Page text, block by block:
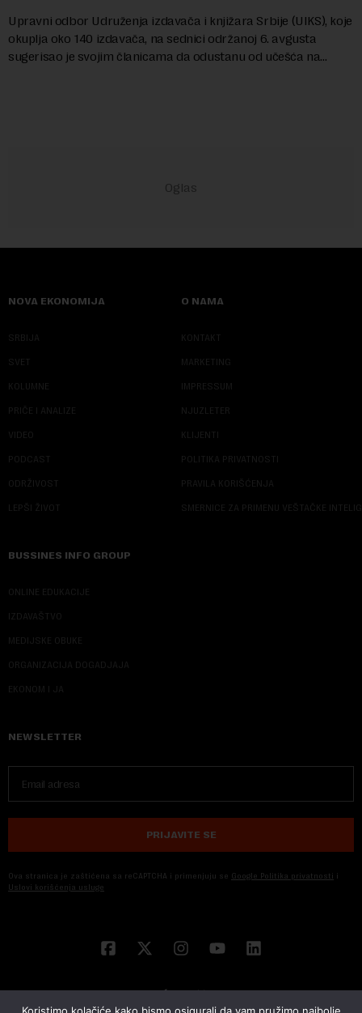
Upravni odbor Udruženja izdavača i knjižara Srbije (UIKS), koje
okuplja oko 140 izdavača, na sednici održanoj 6. avgusta
sugerisao je svojim članicama da odustanu od učešća na
NOVA EKONOMIJA
SRBIJA
SVET
KOLUMNE
PRIČE I ANALIZE
VIDEO
PODCAST
ODRŽIVOST
LEPŠI ŽIVOT
O NAMA
KONTAKT
MARKETING
IMPRESSUM
NJUZLETER
KLIJENTI
POLITIKA PRIVATNOSTI
PRAVILA KORIŠĆENJA
SMERNICE ZA PRIMENU VEŠTAČKE
BUSSINES INFO GROUP
ONLINE EDUKACIJE
IZDAVAŠTVO
MEDIJSKE OBUKE
ORGANIZACIJA DOGADJAJA
EKONOM I JA
NEWSLETTER
PRIJAVITE SE
Ova stranica je zaštićena sa reCAPTCHA i primenjuju se Google Politika privatnosti i
Uslovi korišćenja usluge